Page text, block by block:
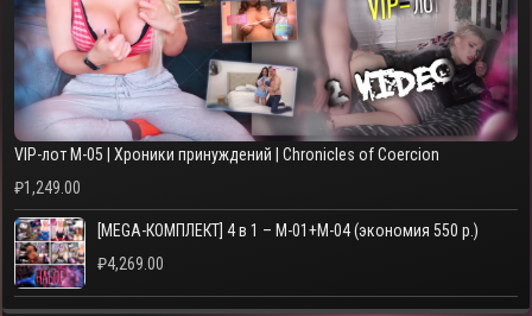
VIP-лот M-05 | Хроники принуждений | Chronicles of Coercion
₽1,249.00
[MEGA-КОМПЛЕКТ] 4 в 1 – M-01+M-04 (экономия 550 р.)
₽4,269.00